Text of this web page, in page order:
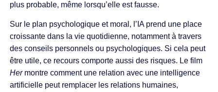
plus probable, même lorsqu’elle est fausse.
Sur le plan psychologique et moral, l’IA prend une place
croissante dans la vie quotidienne, notamment à travers
des conseils personnels ou psychologiques. Si cela peut
être utile, ce recours comporte aussi des risques. Le film
Hermontre comment une relation avec une intelligence
artificielle peut remplacer les relations humaines,